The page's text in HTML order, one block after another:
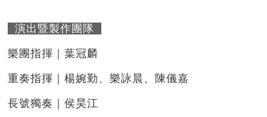
演出暨製作團隊
樂團指揮｜葉冠麟
重奏指揮｜楊婉勤、樂詠晨、陳儀嘉
長號獨奏｜侯昊江